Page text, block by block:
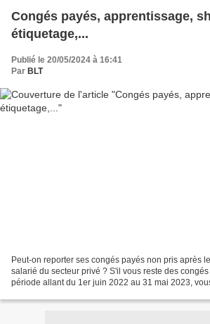
Congés payés, apprentissage,
étiquetage,...
Publié le 20/05/2024 à 16:41
Par BLT
Peut-on reporter ses congés payés non pris après
salarié du secteur privé ? S'il vous reste des
période allant du 1er juin 2022 au 31 mai 2023,